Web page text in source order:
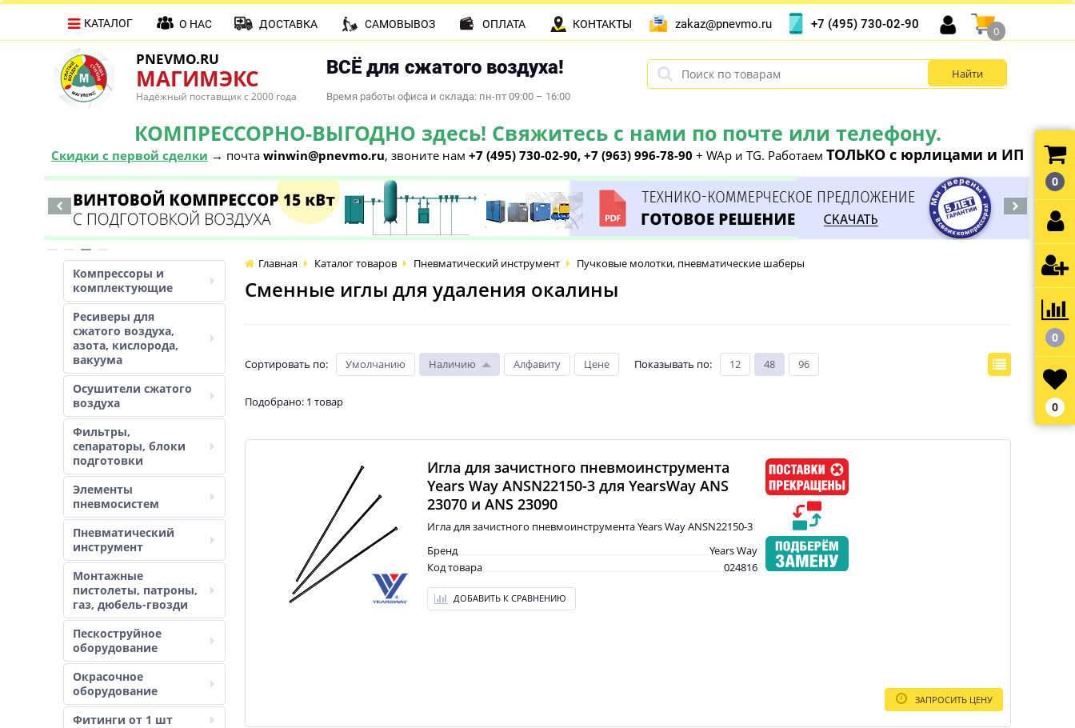
PNEVMO.RU
МАГИМЭКС
Надёжный поставщик с 2000 года
ВСЁ для сжатого воздуха!
Время работы офиса и склада: пн-пт 09:00 – 16:00
КОМПРЕССОРНО-ВЫГОДНО здесь! Свяжитесь с нами по почте или телефону.
Скидки с первой сделки → почта winwin@pnevmo.ru, звоните нам +7 (495) 730-02-90, +7 (963) 996-78-90 + WAp и TG. Работаем ТОЛЬКО с юрлицами и ИП
КАТАЛОГ О НАС ДОСТАВКА САМОВЫВОЗ ОПЛАТА КОНТАКТЫ zakaz@pnevmo.ru +7 (495) 730-02-90
0
Компрессоры и
комплектующие
Ресиверы для
сжатого воздуха,
азота, кислорода,
вакуума
Осушители сжатого
воздуха
Фильтры,
сепараторы, блоки
подготовки
Элементы
пневмосистем
Пневматический
инструмент
Монтажные
пистолеты, патроны,
газ, дюбель-гвозди
Пескоструйное
оборудование
Окрасочное
оборудование
Фитинги от 1 шт
Главная Каталог товаров Пневматический инструмент Пучковые молотки, пневматические шаберы
Сменные иглы для удаления окалины
Сортировать по: Умолчанию Наличию Алфавиту Цене Показывать по: 12 48 96
Подобрано: 1 товар
Игла для зачистного пневмоинструмента
Years Way ANSN22150-3 для YearsWay ANS
23070 и ANS 23090
Игла для зачистного пневмоинструмента Years Way ANSN22150-3
Бренд
Years Way
Код товара
024816
ДОБАВИТЬ К СРАВНЕНИЮ
ЗАПРОСИТЬ ЦЕНУ
0
0
0